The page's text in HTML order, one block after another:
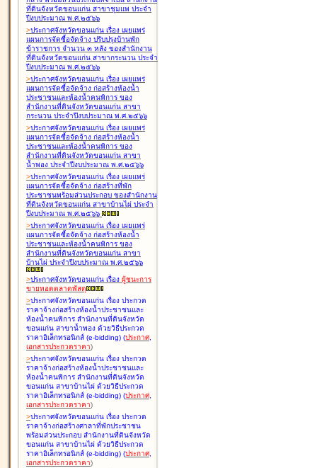
ที่ดินจังหวัดขอนแก่น สาขาชุมแพ ประจำ
ปีงบประมาณ พ.ศ.๒๕๖๖
>ประกาศจังหวัดขอนแก่น เรื่อง เผยแพร่
แผนการจัดซื้อจัดจ้าง ปรับปรุงบ้านพัก
ข้าราชการ จำนวน ๓ หลัง ของสำนักงาน
ที่ดินจังหวัดขอนแก่น สาขากระนวน ประจำ
ปีงบประมาณ พ.ศ.๒๕๖๖
>ประกาศจังหวัดขอนแก่น เรื่อง เผยแพร่
แผนการจัดซื้อจัดจ้าง ก่อสร้างห้องน้ำ
ประชาชนและห้องน้ำคนพิการ ของ
สำนักงานที่ดินจังหวัดขอนแก่น สาขา
กระนวน ประจำปีงบประมาณ พ.ศ.๒๕๖๖
>ประกาศจังหวัดขอนแก่น เรื่อง เผยแพร่
แผนการจัดซื้อจัดจ้าง ก่อสร้างห้องน้ำ
ประชาชนและห้องน้ำคนพิการ ของ
สำนักงานที่ดินจังหวัดขอนแก่น สาขา
น้ำพอง ประจำปีงบประมาณ พ.ศ.๒๕๖๖
>ประกาศจังหวัดขอนแก่น เรื่อง เผยแพร่
แผนการจัดซื้อจัดจ้าง ก่อสร้างที่พัก
ประชาชนพร้อมส่วนประกอบ ของสำนักงาน
ที่ดินจังหวัดขอนแก่น สาขาบ้านไผ่ ประจำ
ปีงบประมาณ พ.ศ.๒๕๖๖
>ประกาศจังหวัดขอนแก่น เรื่อง เผยแพร่
แผนการจัดซื้อจัดจ้าง ก่อสร้างห้องน้ำ
ประชาชนและห้องน้ำคนพิการ ของ
สำนักงานที่ดินจังหวัดขอนแก่น สาขา
บ้านไผ่ ประจำปีงบประมาณ พ.ศ.๒๕๖๖
>ประกาศจังหวัดขอนแก่น เรื่อง ผู้ชนะการ
ขายทอดตลาดพัสดุ
>ประกาศจังหวัดขอนแก่น เรื่อง ประกวด
ราคาจ้างก่อสร้างห้องน้ำประชาชนและ
ห้องน้ำคนพิการ สำนักงานที่ดินจังหวัด
ขอนแก่น สาขาน้ำพอง ด้วยวิธีประกวด
ราคาอิเล็กทรอนิกส์ (e-bidding) (ประกาศ,
เอกสารประกวดราคา)
>ประกาศจังหวัดขอนแก่น เรื่อง ประกวด
ราคาจ้างก่อสร้างห้องน้ำประชาชนและ
ห้องน้ำคนพิการ สำนักงานที่ดินจังหวัด
ขอนแก่น สาขาบ้านไผ่ ด้วยวิธีประกวด
ราคาอิเล็กทรอนิกส์ (e-bidding) (ประกาศ,
เอกสารประกวดราคา)
>ประกาศจังหวัดขอนแก่น เรื่อง ประกวด
ราคาจ้างก่อสร้างศาลาที่พักประชาชน
พร้อมส่วนประกอบ สำนักงานที่ดินจังหวัด
ขอนแก่น สาขาบ้านไผ่ ด้วยวิธีประกวด
ราคาอิเล็กทรอนิกส์ (e-bidding) (ประกาศ,
เอกสารประกวดราคา)